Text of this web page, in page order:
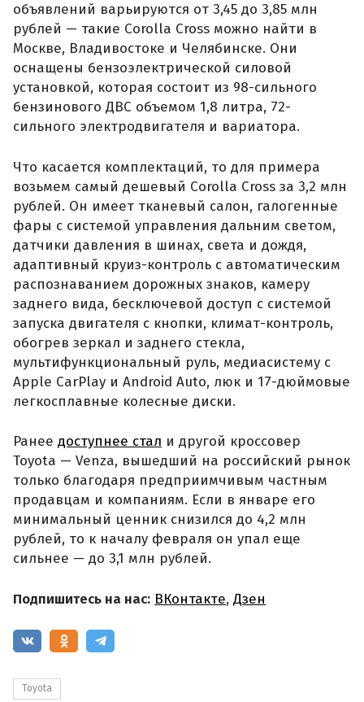
объявлений варьируются от 3,45 до 3,85 млн
рублей — такие Corolla Cross можно найти в
Москве, Владивостоке и Челябинске. Они
оснащены бензоэлектрической силовой
установкой, которая состоит из 98-сильного
бензинового ДВС объемом 1,8 литра, 72-
сильного электродвигателя и вариатора.
Что касается комплектаций, то для примера
возьмем самый дешевый Corolla Cross за 3,2 млн
рублей. Он имеет тканевый салон, галогенные
фары с системой управления дальним светом,
датчики давления в шинах, света и дождя,
адаптивный круиз-контроль с автоматическим
распознаванием дорожных знаков, камеру
заднего вида, бесключевой доступ с системой
запуска двигателя с кнопки, климат-контроль,
обогрев зеркал и заднего стекла,
мультифункциональный руль, медиасистему с
Apple CarPlay и Android Auto, люк и 17-дюймовые
легкосплавные колесные диски.
Ранее доступнее стал и другой кроссовер
Toyota — Venza, вышедший на российский рынок
только благодаря предприимчивым частным
продавцам и компаниям. Если в январе его
минимальный ценник снизился до 4,2 млн
рублей, то к началу февраля он упал еще
сильнее — до 3,1 млн рублей.
Подпишитесь на нас: ВКонтакте, Дзен
Toyota